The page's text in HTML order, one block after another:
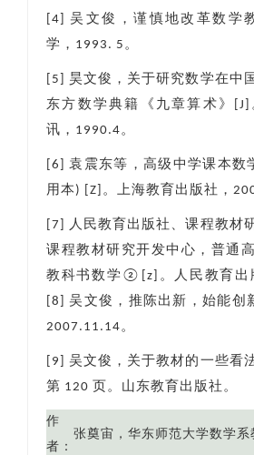
[4] 吴文俊，谨慎地改革数学
学，1993. 5。
[5] 昊文俊，关于研究数学在中
东方数学典籍《九章算术》[J]
讯，1990.4。
[6] 袁震东等，高级中学课本数
用本) [Z]。上海教育出版社，
[7] 人民教育出版社、课程教材
课程教材研究开发中心，普通
教科书数学②[z]。人民教育出
[8] 吴文俊，推陈出新，始能创
2007.11.14。
[9] 吴文俊，关于教材的一些看
第 120 页。山东教育出版社。
作
者：
张奠宙，华东师范大学数学系